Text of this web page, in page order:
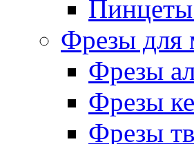
Фрезы для
Фрезы
Фрезы
Фрезы